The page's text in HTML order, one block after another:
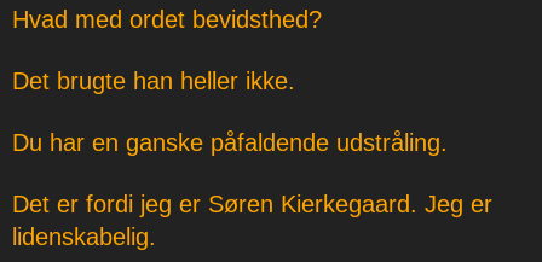
Hvad med ordet bevidsthed?
Det brugte han heller ikke.
Du har en ganske påfaldende udstråling.
Det er fordi jeg er Søren Kierkegaard. Jeg er
lidenskabelig.